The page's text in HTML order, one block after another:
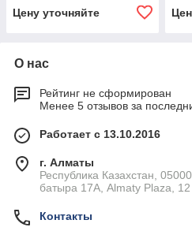
Цену уточняйте
О нас
Рейтинг не сформирован
Менее 5 отзывов за
Работает с 13.10.2016
г. Алматы
Республика Казахстан,
батыра 17А, Almaty Plaza,
Контакты